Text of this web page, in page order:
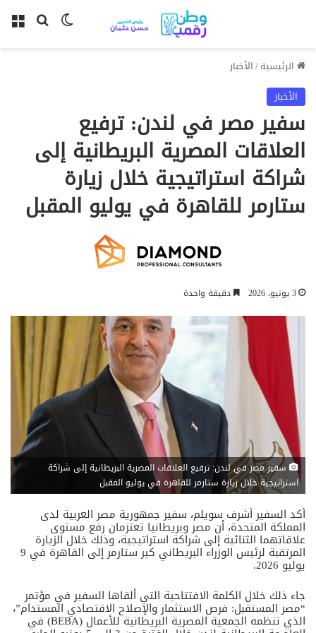
بحث عنالوضع
الرئيسية/الأخبار
الأخبار
سفير مصر في لندن: ترفيع
العلاقات المصرية البريطانية إلى
شراكة استراتيجية خلال زيارة
ستارمر للقاهرة في يوليو المقبل
3 يونيو، 2026 دقيقة واحدة
سفير مصر في لندن: ترفيع العلاقات المصرية البريطانية إلى شراكة
استراتيجية خلال زيارة ستارمر للقاهرة في يوليو المقبل
أكد السفير أشرف سويلم، سفير جمهورية مصر العربية لدى
المملكة المتحدة، أن مصر وبريطانيا تعتزمان رفع مستوى
علاقاتهما الثنائية إلى شراكة استراتيجية، وذلك خلال الزيارة
المرتقبة لرئيس الوزراء البريطاني كير ستارمر إلى القاهرة في 9
يوليو 2026.
جاء ذلك خلال الكلمة الافتتاحية التي ألقاها السفير في مؤتمر
“مصر المستقبل: فرص الاستثمار والإصلاح الاقتصادي المستدام”،
الذي تنظمه الجمعية المصرية البريطانية للأعمال (BEBA) في